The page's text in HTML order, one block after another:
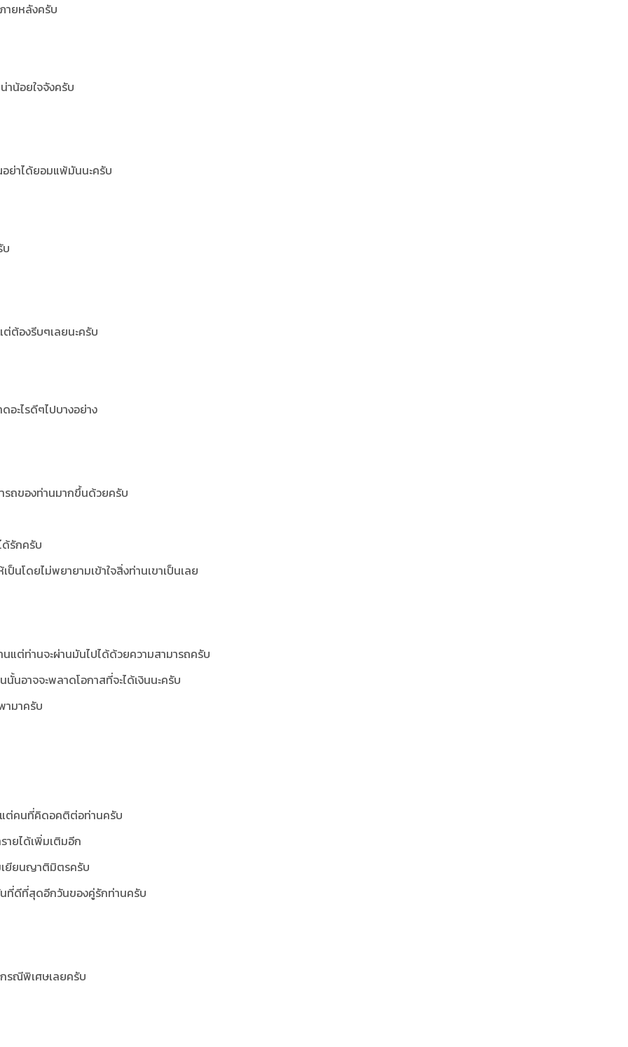
ายหลังครับ
าน้อยใจจังครับ
ย่าได้ยอมแพ้มันนะครับ
บ
ต่ต้องรีบๆเลยนะครับ
ะไรดีๆไปบางอย่าง
รถของท่านมากขึ้นด้วยครับ
ด้รักครับ
นโดยไม่พยายามเข้าใจสิ่งท่านเขาเป็นเลย
แต่ท่านจะผ่านมันไปได้ด้วยความสามารถครับ
นอาจจะพลาดโอกาสที่จะได้เงินนะครับ
ามาครับ
แต่คนที่คิดอคติต่อท่านครับ
ายได้เพิ่มเติมอีก
เยียนญาติมิตรครับ
นที่ดีที่สุดอีกวันของคู่รักท่านครับ
กรณีพิเศษเลยครับ